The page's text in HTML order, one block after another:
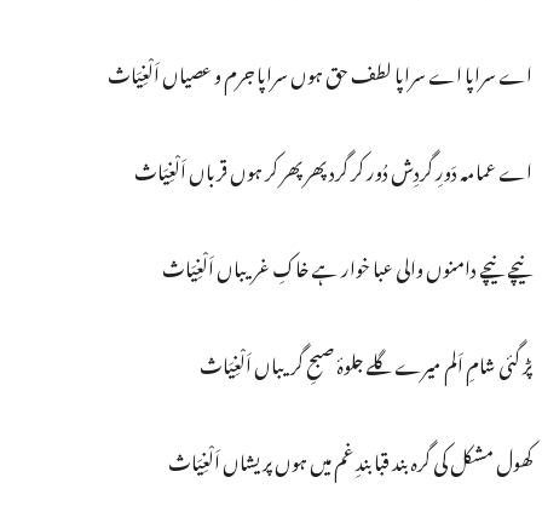
اے سراپا اے سراپا لطف حق ہوں سراپا جرم و عصیاں اَلْغِیَاث
اے عمامہ دَورِ گردِش دُور کر گرد پھر پھر کر ہوں قرباں اَلْغِیَاث
نیچے نیچے دامنوں والی عبا خوار ہے خاکِ غریباں اَلْغِیَاث
پڑ گئی شامِ اَلم میرے گلے جلوۂ صبحِ گریباں اَلْغِیَاث
کھول مشکل کی گرہ بند قبا بندِ غم میں ہوں پریشاں اَلْغِیَاث